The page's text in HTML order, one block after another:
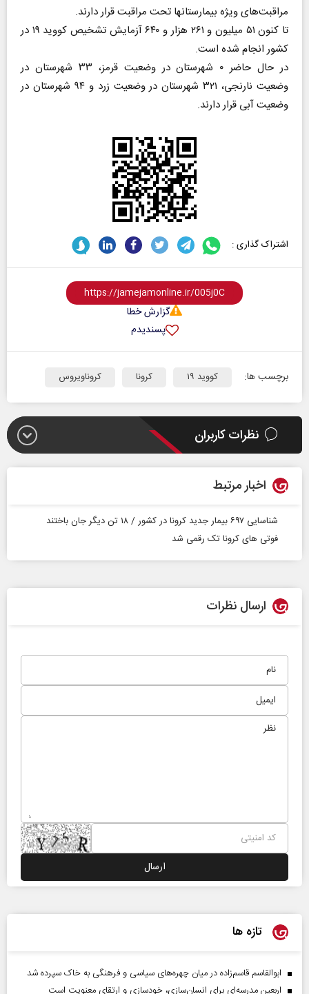
مراقبت‌های ویژه بیمارستانها تحت مراقبت قرار دارند.
تا کنون ۵۱ میلیون و ۲۶۱ هزار و ۶۴۰ آزمایش تشخیص کووید ۱۹ در
کشور انجام شده است.
در حال حاضر ۰ شهرستان در وضعیت قرمز، ۳۳ شهرستان در
وضعیت نارنجی، ۳۲۱ شهرستان در وضعیت زرد و ۹۴ شهرستان در
وضعیت آبی قرار دارند.
اشتراک گذاری :
گزارش خطا
پسندیدم
برچسب ها: کووید ۱۹ کرونا کروناویروس
نظرات کاربران
اخبار مرتبط
شناسایی ۶۹۷ بیمار جدید کرونا در کشور / ۱۸ تن دیگر جان باختند
فوتی‌ های کرونا تک رقمی شد
ارسال نظرات
تازه ها
ابوالقاسم قاسم‌زاده در میان چهره‌های سیاسی و فرهنگی به خاک سپرده شد
اربعین مدرسه‌ای برای انسان‌سازی، خودسازی و ارتقای معنویت است